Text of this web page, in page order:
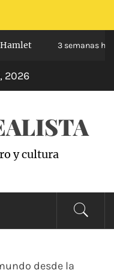
3 semanas hace
2026
y cultura
desde la